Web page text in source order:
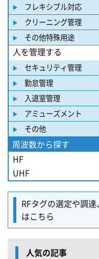
フレキシブル対応
クリーニング管理
その他特殊用途
人を管理する
セキュリティ管理
勤怠管理
入退室管理
アミューズメント
その他
周波数から探す
HF
UHF
RFタグの選定や調達、
はこちら
人気の記事